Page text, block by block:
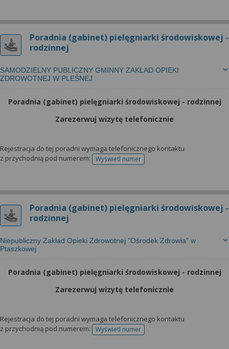
Poradnia (gabinet) pielęgniarki środowiskowej -
rodzinnej
SAMODZIELNY PUBLICZNY GMINNY ZAKŁAD OPIEKI
ZDROWOTNEJ W PLEŚNEJ
Poradnia (gabinet) pielęgniarki środowiskowej - rodzinnej
Zarezerwuj wizytę telefonicznie
Rejestracja do tej poradni wymaga telefonicznego kontaktu
z przychodnią pod numerem:
Wyświetl numertelefonu do rejestracji
Poradnia (gabinet) pielęgniarki środowiskowej -
rodzinnej
Niepubliczny Zakład Opieki Zdrowotnej "Ośrodek Zdrowia" w
Ptaszkowej
Poradnia (gabinet) pielęgniarki środowiskowej - rodzinnej
Zarezerwuj wizytę telefonicznie
Rejestracja do tej poradni wymaga telefonicznego kontaktu
z przychodnią pod numerem:
Wyświetl numertelefonu do rejestracji